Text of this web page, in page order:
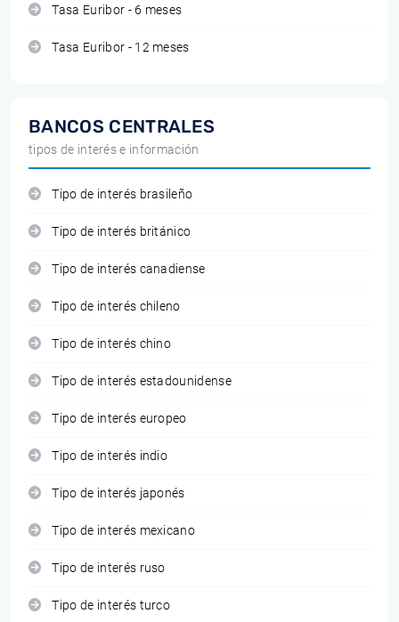
Tasa Euribor - 6 meses
Tasa Euribor - 12 meses
BANCOS CENTRALES
tipos de interés e información
Tipo de interés brasileño
Tipo de interés británico
Tipo de interés canadiense
Tipo de interés chileno
Tipo de interés chino
Tipo de interés estadounidense
Tipo de interés europeo
Tipo de interés indio
Tipo de interés japonés
Tipo de interés mexicano
Tipo de interés ruso
Tipo de interés turco